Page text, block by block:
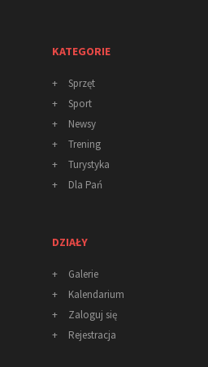
KATEGORIE
+
Sprzęt
+
Sport
+
Newsy
+
Trening
+
Turystyka
+
Dla Pań
DZIAŁY
+
Galerie
+
Kalendarium
+
Zaloguj się
+
Rejestracja